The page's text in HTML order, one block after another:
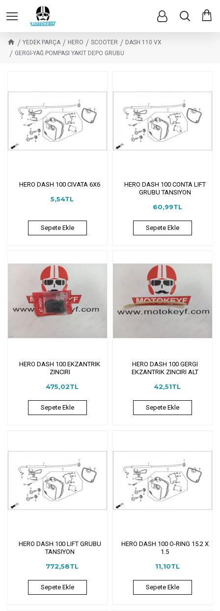
YEDEK PARÇA HERO SCOOTER
DASH 110 VX
GERGİ-YAĞ POMPASI YAKIT DEPO GRUBU
HERO DASH 100 CIVATA 6X6
5,54TL
Sepete Ekle
HERO DASH 100 CONTA LIFT
GRUBU TANSIYON
60,99TL
Sepete Ekle
HERO DASH 100 EKZANTRIK
ZINCIRI
475,02TL
Sepete Ekle
HERO DASH 100 GERGI
EKZANTRIK ZINCIRI ALT
42,51TL
Sepete Ekle
HERO DASH 100 LIFT GRUBU
TANSIYON
772,58TL
Sepete Ekle
HERO DASH 100 O-RING 15.2 X
1.5
11,10TL
Sepete Ekle